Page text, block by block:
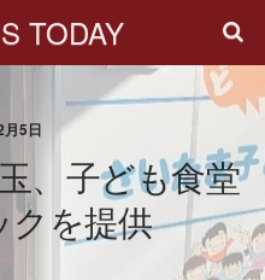
TODAY
5日
、子ども食堂
クを提供